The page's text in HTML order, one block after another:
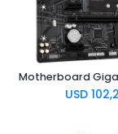
USD